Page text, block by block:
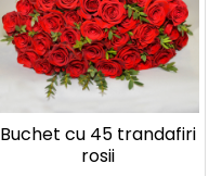
Buchet cu 45 trandafiri
rosii